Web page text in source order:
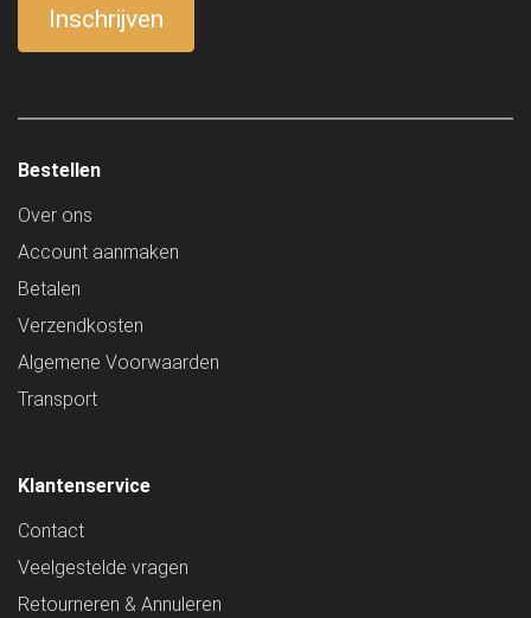
Bestellen
Over ons
Account aanmaken
Betalen
Verzendkosten
Algemene Voorwaarden
Transport
Klantenservice
Contact
Veelgestelde vragen
Retourneren & Annuleren